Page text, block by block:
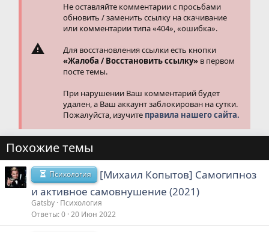
Не оставляйте комментарии с просьбами
обновить / заменить ссылку на скачивание
или комментарии типа «404», «ошибка».
Для восстановления ссылки есть кнопки
«Жалоба / Восстановить ссылку» в первом
посте темы.
При нарушении Ваш комментарий будет
удален, а Ваш аккаунт заблокирован на сутки.
Пожалуйста, изучите правила нашего сайта.
Похожие темы
Психология
[Михаил Копытов] Самогипноз
и активное самовнушение (2021)
Gatsby Психология
Ответы 0 20 Июн 2022